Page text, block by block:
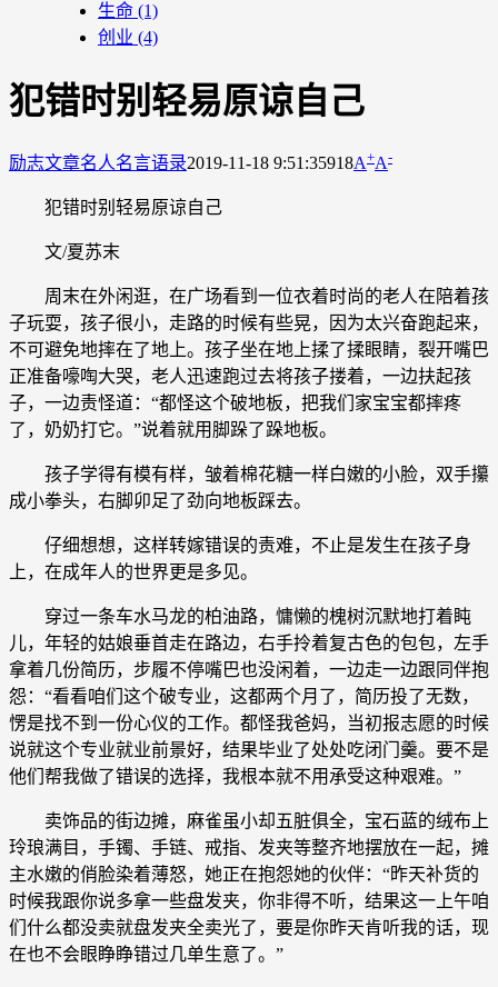
生命 (1)
创业 (4)
犯错时别轻易原谅自己
励志文章名人名言语录2019-11-18 9:51:35918A+A-
犯错时别轻易原谅自己
文/夏苏末
周末在外闲逛，在广场看到一位衣着时尚的老人在陪着孩
子玩耍，孩子很小，走路的时候有些晃，因为太兴奋跑起来，
不可避免地摔在了地上。孩子坐在地上揉了揉眼睛，裂开嘴巴
正准备嚎啕大哭，老人迅速跑过去将孩子搂着，一边扶起孩
子，一边责怪道：“都怪这个破地板，把我们家宝宝都摔疼
了，奶奶打它。”说着就用脚跺了跺地板。
孩子学得有模有样，皱着棉花糖一样白嫩的小脸，双手攥
成小拳头，右脚卯足了劲向地板踩去。
仔细想想，这样转嫁错误的责难，不止是发生在孩子身
上，在成年人的世界更是多见。
穿过一条车水马龙的柏油路，慵懒的槐树沉默地打着盹
儿，年轻的姑娘垂首走在路边，右手拎着复古色的包包，左手
拿着几份简历，步履不停嘴巴也没闲着，一边走一边跟同伴抱
怨：“看看咱们这个破专业，这都两个月了，简历投了无数，
愣是找不到一份心仪的工作。都怪我爸妈，当初报志愿的时候
说就这个专业就业前景好，结果毕业了处处吃闭门羹。要不是
他们帮我做了错误的选择，我根本就不用承受这种艰难。”
卖饰品的街边摊，麻雀虽小却五脏俱全，宝石蓝的绒布上
玲琅满目，手镯、手链、戒指、发夹等整齐地摆放在一起，摊
主水嫩的俏脸染着薄怒，她正在抱怨她的伙伴：“昨天补货的
时候我跟你说多拿一些盘发夹，你非得不听，结果这一上午咱
们什么都没卖就盘发夹全卖光了，要是你昨天肯听我的话，现
在也不会眼睁睁错过几单生意了。”